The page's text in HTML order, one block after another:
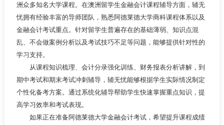
洲众多知名大学课程。在澳洲留学生金融会计课程辅导方面，辅无
忧拥有经验丰富的导师团队，熟悉阿德莱德大学商科课程体系以及
金融会计考试重点。针对留学生普遍存在的基础薄弱、知识点混
乱、不会做案例分析以及考试技巧不足等问题，能够提供针对性的
学习支持。
从课程知识梳理、会计分录强化训练、财务报表分析讲解，到
期中考试和期末考试冲刺辅导，辅无忧能够根据学生实际情况制定
个性化备考方案。通过系统化辅导帮助学生快速掌握重点知识，提
高学习效率和考试表现。
如果正在准备阿德莱德大学金融会计考试，希望提升课程成绩